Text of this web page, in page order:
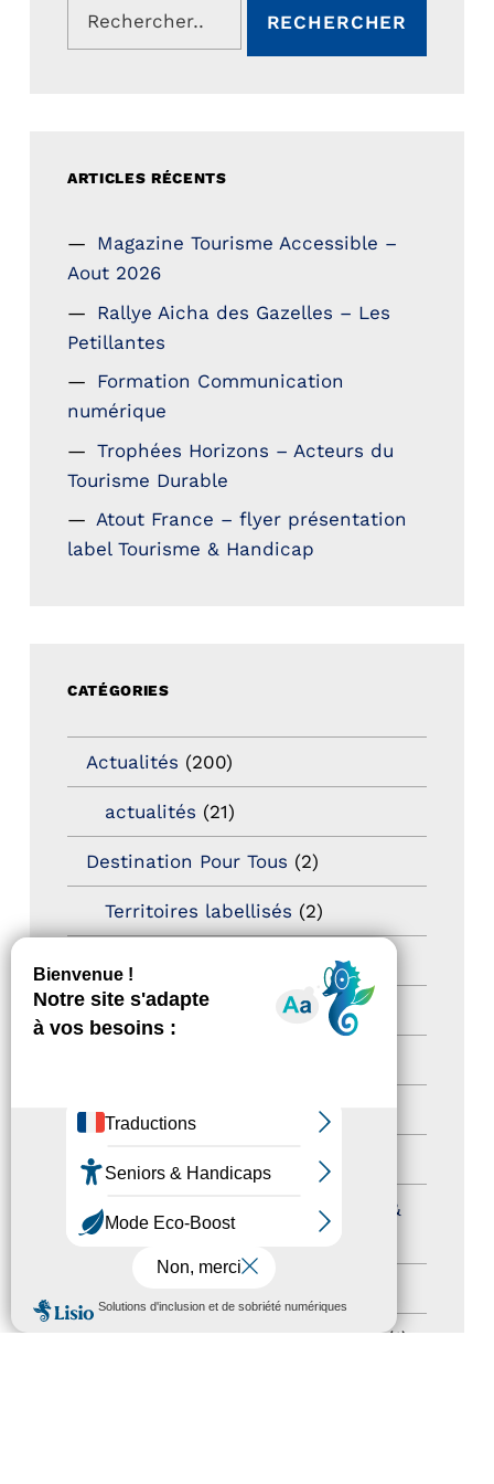
MENU
ARTICLES RÉCENTS
Magazine Tourisme Accessible –
Aout 2026
Rallye Aicha des Gazelles – Les
Petillantes
Formation Communication
numérique
Trophées Horizons – Acteurs du
Tourisme Durable
Atout France – flyer présentation
label Tourisme & Handicap
CATÉGORIES
Actualités (200)
actualités (21)
Destination Pour Tous (2)
Territoires labellisés (2)
Newsletter pro
Autres événements (41)
Journées nationales Tourisme &
Handicap
(1)